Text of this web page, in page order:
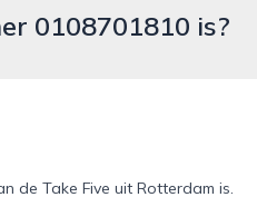
0108701810 is?
de Take Five uit Rotterdam is.